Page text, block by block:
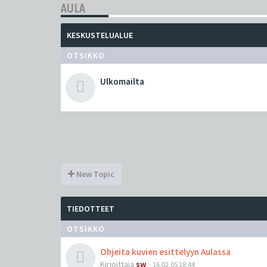
AULA
KESKUSTELUALUE
OTSIKKO
Ulkomailta
New Topic
TIEDOTTEET
OTSIKKO
Ohjeita kuvien esittelyyn Aulassa
Kirjoittaja sw - 16.02.05 18:44